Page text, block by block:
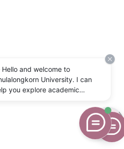
Hello and welcome to
University. I can
you explore academic